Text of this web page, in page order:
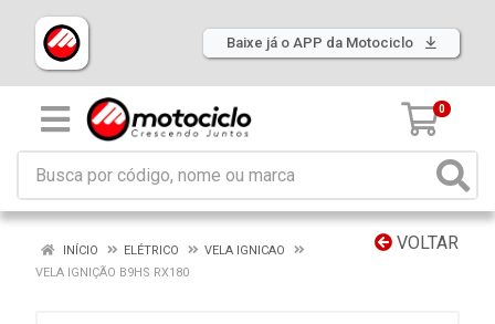
Baixe já o APP da Motociclo
0
VOLTAR
INÍCIO ELÉTRICO
VELA IGNICAO
VELA IGNIÇÃO B9HS RX180